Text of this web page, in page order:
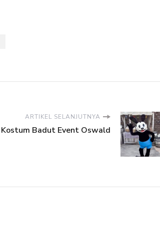
ARTIKEL SELANJUTNYA
Kostum Badut Event Oswald